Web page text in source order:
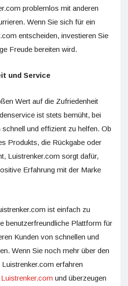
problemlos mit anderen
Wenn Sie sich für ein
entscheiden, investieren Sie
Freude bereiten wird.
und Service
Wert auf die Zufriedenheit
ist stets bemüht, bei
und effizient zu helfen. Ob
Produkts, die Rückgabe oder
Luistrenker.com sorgt dafür,
Erfahrung mit der Marke
ist einfach zu
benutzerfreundliche Plattform für
Kunden von schnellen und
Wenn Sie noch mehr über den
erfahren
Luistrenker.com und überzeugen